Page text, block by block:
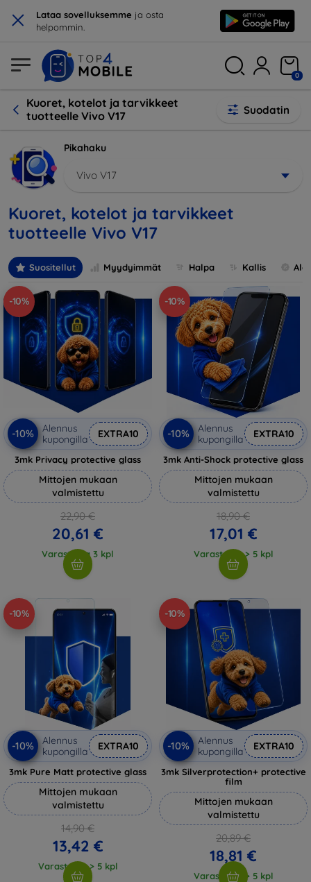
× Lataa sovelluksemme ja osta
helpommin.
0
Kuoret, kotelot ja tarvikkeet
tuotteelle Vivo V17
Suodatin
Pikahaku
Vivo V17
Kuoret, kotelot ja tarvikkeet
tuotteelle Vivo V17
Suositellut Myydyimmät Halpa Kallis
-10%
-10%
Alennus
kupongilla
EXTRA10
3mk Privacy protective glass
Mittojen mukaan
valmistettu
22,90 €
20,61 €
Varastossa 3 kpl
-10%
-10%
Alennus
kupongilla
EXTRA10
3mk Anti-Shock protective glass
Mittojen mukaan
valmistettu
18,90 €
17,01 €
Varastossa > 5 kpl
-10%
-10%
Alennus
kupongilla
EXTRA10
3mk Pure Matt protective glass
Mittojen mukaan
valmistettu
14,90 €
13,42 €
Varastossa > 5 kpl
-10%
-10%
Alennus
kupongilla
EXTRA10
3mk Silverprotection+ protective
film
Mittojen mukaan
valmistettu
20,89 €
18,81 €
Varastossa > 5 kpl